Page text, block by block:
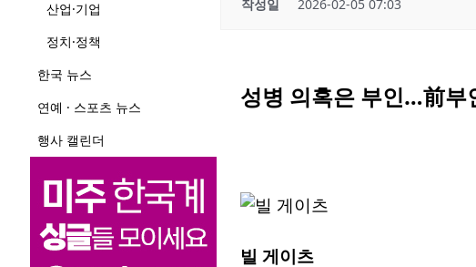
산업·기업
정치·정책
한국 뉴스
연예 · 스포츠 뉴스
행사 캘린더
작성일 2026-02-05 07:03
성병 의혹은 부인…前부
빌 게이츠